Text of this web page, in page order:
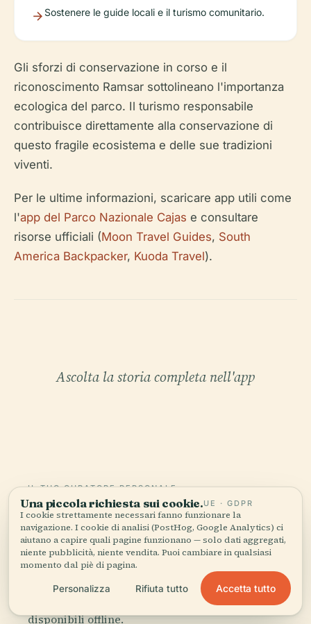
Sostenere le guide locali e il turismo comunitario.
Gli sforzi di conservazione in corso e il
riconoscimento Ramsar sottolineano l'importanza
ecologica del parco. Il turismo responsabile
contribuisce direttamente alla conservazione di
questo fragile ecosistema e delle sue tradizioni
viventi.
Per le ultime informazioni, scaricare app utili come
l'app del Parco Nazionale Cajas e consultare
risorse ufficiali (Moon Travel Guides, South
America Backpacker, Kuoda Travel).
Ascolta la storia completa nell'app
IL TUO CURATORE PERSONALE
Tutta Parco Nazionale di El
Cajas,
raccontata bene.
Guide audio per oltre 1.100 città in 96 paesi.
Storia, racconti e conoscenza locale —
disponibili offline.
Una piccola richiesta sui cookie.UE · GDPR
I cookie strettamente necessari fanno funzionare la
navigazione. I cookie di analisi (PostHog, Google Analytics) ci
aiutano a capire quali pagine funzionano — solo dati aggregati,
niente pubblicità, niente vendita. Puoi cambiare in qualsiasi
momento dal piè di pagina.
Personalizza Rifiuta tutto Accetta tutto